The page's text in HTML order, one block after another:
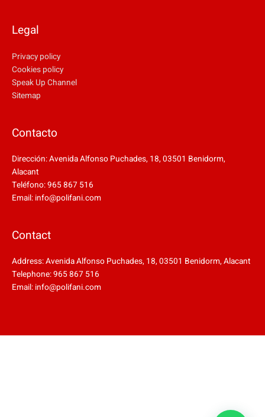
Legal
Privacy policy
Cookies policy
Speak Up Channel
Sitemap
Contacto
Dirección: Avenida Alfonso Puchades, 18, 03501 Benidorm,
Alacant
Teléfono: 965 867 516
Email: info@polifani.com
Contact
Address: Avenida Alfonso Puchades, 18, 03501 Benidorm, Alacant
Telephone: 965 867 516
Email: info@polifani.com